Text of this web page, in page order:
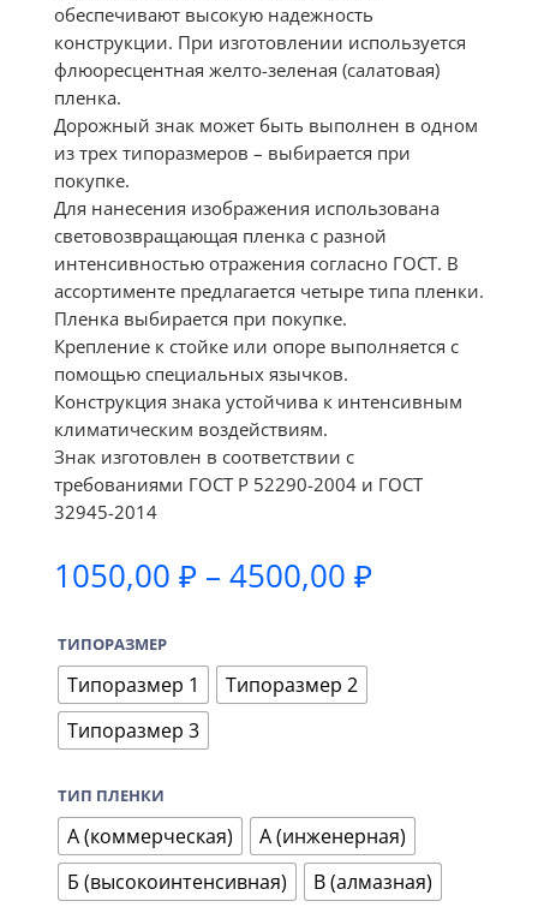
обеспечивают высокую надежность
конструкции. При изготовлении используется
флюоресцентная желто-зеленая (салатовая)
пленка.
Дорожный знак может быть выполнен в одном
из трех типоразмеров – выбирается при
покупке.
Для нанесения изображения использована
световозвращающая пленка с разной
интенсивностью отражения согласно ГОСТ. В
ассортименте предлагается четыре типа пленки.
Пленка выбирается при покупке.
Крепление к стойке или опоре выполняется с
помощью специальных язычков.
Конструкция знака устойчива к интенсивным
климатическим воздействиям.
Знак изготовлен в соответствии с
требованиями ГОСТ Р 52290-2004 и ГОСТ
32945-2014
1050,00 ₽ – 4500,00 ₽Диапазон
ТИПОРАЗМЕР
Типоразмер 1
Типоразмер 2
Типоразмер 3
ТИП ПЛЕНКИ
А (коммерческая)
А (инженерная)
Б (высокоинтенсивная)
В (алмазная)